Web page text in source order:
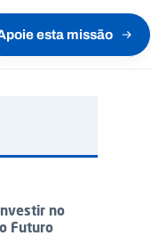
esta missão
no
Futuro